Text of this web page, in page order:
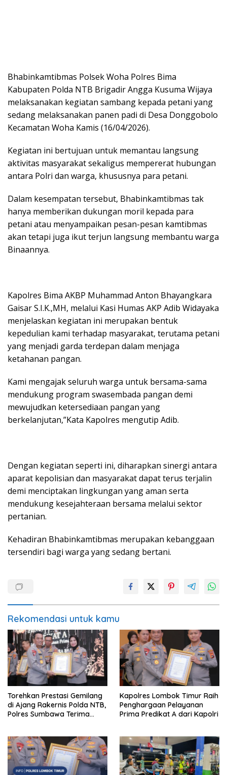
Bhabinkamtibmas Polsek Woha Polres Bima
Kabupaten Polda NTB Brigadir Angga Kusuma Wijaya
melaksanakan kegiatan sambang kepada petani yang
sedang melaksanakan panen padi di Desa Donggobolo
Kecamatan Woha Kamis (16/04/2026).
Kegiatan ini bertujuan untuk memantau langsung
aktivitas masyarakat sekaligus mempererat hubungan
antara Polri dan warga, khususnya para petani.
Dalam kesempatan tersebut, Bhabinkamtibmas tak
hanya memberikan dukungan moril kepada para
petani atau menyampaikan pesan-pesan kamtibmas
akan tetapi juga ikut terjun langsung membantu warga
Binaannya.
Kapolres Bima AKBP Muhammad Anton Bhayangkara
Gaisar S.I.K.,MH, melalui Kasi Humas AKP Adib Widayaka
menjelaskan kegiatan ini merupakan bentuk
kepedulian kami terhadap masyarakat, terutama petani
yang menjadi garda terdepan dalam menjaga
ketahanan pangan.
Kami mengajak seluruh warga untuk bersama-sama
mendukung program swasembada pangan demi
mewujudkan ketersediaan pangan yang
berkelanjutan,”Kata Kapolres mengutip Adib.
Dengan kegiatan seperti ini, diharapkan sinergi antara
aparat kepolisian dan masyarakat dapat terus terjalin
demi menciptakan lingkungan yang aman serta
mendukung kesejahteraan bersama melalui sektor
pertanian.
Kehadiran Bhabinkamtibmas merupakan kebanggaan
tersendiri bagi warga yang sedang bertani.
Rekomendasi untuk kamu
Torehkan Prestasi Gemilang
di Ajang Rakernis Polda NTB,
Polres Sumbawa Terima
Kapolres Lombok Timur Raih
Penghargaan Pelayanan
Prima Predikat A dari Kapolri